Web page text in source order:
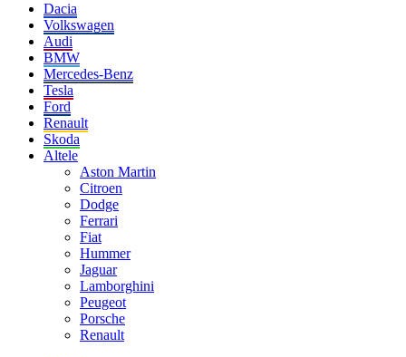
Dacia
Volkswagen
Audi
BMW
Mercedes-Benz
Tesla
Ford
Renault
Skoda
Altele
Aston Martin
Citroen
Dodge
Ferrari
Fiat
Hummer
Jaguar
Lamborghini
Peugeot
Porsche
Renault